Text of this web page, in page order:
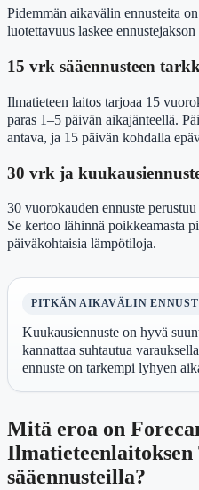
Pidemmän aikavälin ennusteita
luotettavuus laskee ennustejakson
15 vrk sääennusteen
Ilmatieteen laitos tarjoaa 15
paras 1–5 päivän aikajänteellä.
antava, ja 15 päivän kohdalla
30 vrk ja
30 vuorokauden ennuste
Se kertoo lähinnä poikkeamasta
päiväkohtaisia lämpötiloja.
PITKÄN AIKAVÄLIN
Kuukausiennuste on hyvä
kannattaa suhtautua
ennuste on tarkempi lyhyen
Mitä eroa on
Ilmatieteenlaitoksen
sääennusteilla?